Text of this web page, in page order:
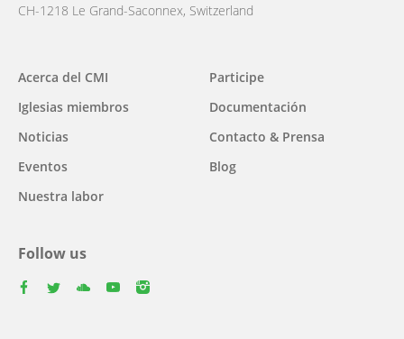
CH-1218 Le Grand-Saconnex, Switzerland
Main
navigation
Acerca del CMI
Iglesias miembros
Noticias
Eventos
Nuestra labor
Participe
Documentación
Contacto & Prensa
Blog
Follow us